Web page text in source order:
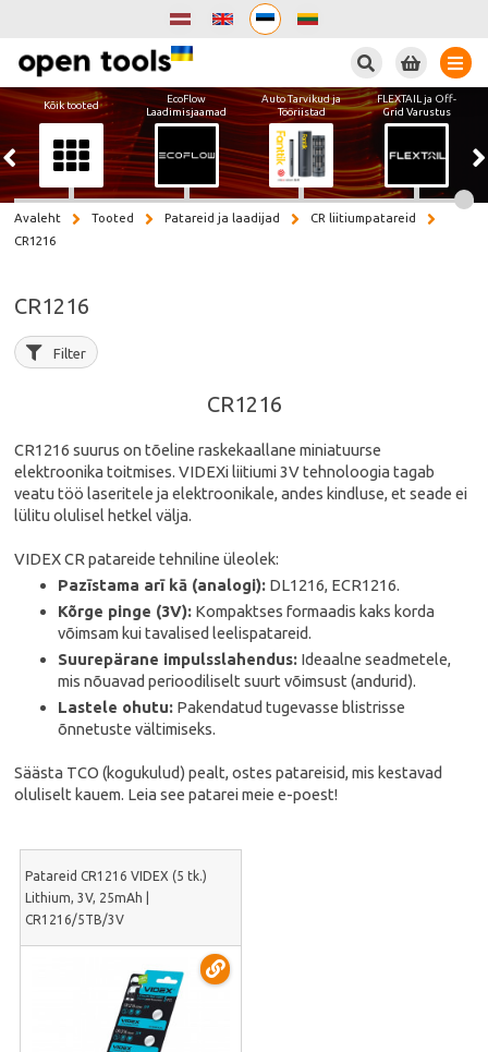
Kõik tooted
EcoFlow
Laadimisjaamad
Auto Tarvikud ja
Tööriistad
FLEXTAIL ja Off-
Grid Varustus
Avaleht Tooted Patareid ja laadijad
CR liitiumpatareid
CR1216
CR1216
Filter
CR1216
CR1216 suurus on tõeline raskekaallane miniatuurse
elektroonika toitmises. VIDEXi liitiumi 3V tehnoloogia tagab
veatu töö laseritele ja elektroonikale, andes kindluse, et seade ei
lülitu olulisel hetkel välja.
VIDEX CR patareide tehniline üleolek:
Pazīstama arī kā (analogi): DL1216, ECR1216.
Kõrge pinge (3V): Kompaktses formaadis kaks korda
võimsam kui tavalised leelispatareid.
Suurepärane impulsslahendus: Ideaalne seadmetele,
mis nõuavad perioodiliselt suurt võimsust (andurid).
Lastele ohutu: Pakendatud tugevasse blistrisse
õnnetuste vältimiseks.
Säästa TCO (kogukulud) pealt, ostes patareisid, mis kestavad
oluliselt kauem. Leia see patarei meie e-poest!
Patareid CR1216 VIDEX (5 tk.)
Lithium, 3V, 25mAh |
CR1216/5TB/3V